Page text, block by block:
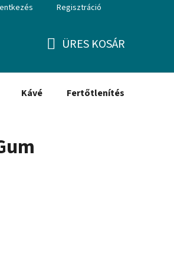
Regisztráció
ÜRES KOSÁR
Kávé Fertőtlenítés